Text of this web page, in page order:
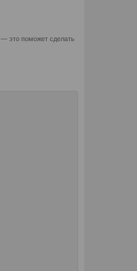
— это поможет сделать